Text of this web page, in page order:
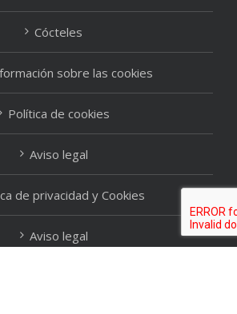
Cócteles
sobre las cookies
Política de cookies
Aviso legal
de privacidad y Cookies
Aviso legal